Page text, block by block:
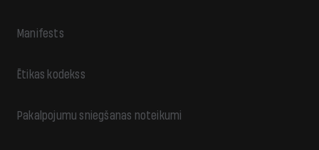
Manifests
Ētikas kodekss
Pakalpojumu sniegšanas noteikumi